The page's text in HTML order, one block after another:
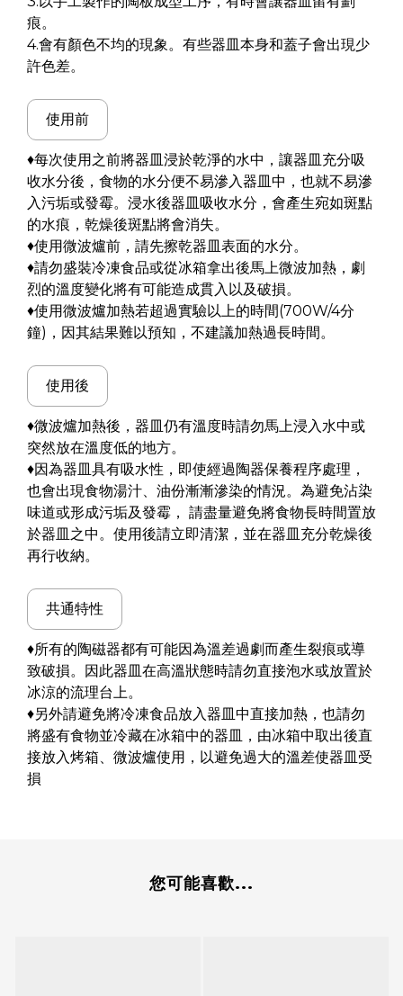
痕。
4.會有顏色不均的現象。有些器皿本身和蓋子會出現少
許色差。
使用前
♦每次使用之前將器皿浸於乾淨的水中，讓器皿充分吸
收水分後，食物的水分便不易滲入器皿中，也就不易滲
入污垢或發霉。浸水後器皿吸收水分，會產生宛如斑點
的水痕，乾燥後斑點將會消失。
♦使用微波爐前，請先擦乾器皿表面的水分。
♦請勿盛裝冷凍食品或從冰箱拿出後馬上微波加熱，劇
烈的溫度變化將有可能造成貫入以及破損。
♦使用微波爐加熱若超過實驗以上的時間(700W/4分
鐘)，因其結果難以預知，不建議加熱過長時間。
使用後
♦微波爐加熱後，器皿仍有溫度時請勿馬上浸入水中或
突然放在溫度低的地方。
♦因為器皿具有吸水性，即使經過陶器保養程序處理，
也會出現食物湯汁、油份漸漸滲染的情況。為避免沾染
味道或形成污垢及發霉， 請盡量避免將食物長時間置放
於器皿之中。使用後請立即清潔，並在器皿充分乾燥後
再行收納。
共通特性
♦所有的陶磁器都有可能因為溫差過劇而產生裂痕或導
致破損。因此器皿在高溫狀態時請勿直接泡水或放置於
冰涼的流理台上。
♦另外請避免將冷凍食品放入器皿中直接加熱，也請勿
將盛有食物並冷藏在冰箱中的器皿，由冰箱中取出後直
接放入烤箱、微波爐使用，以避免過大的溫差使器皿受
損
您可能喜歡...